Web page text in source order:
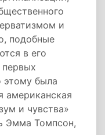
и
подобные
в его
этому была
американская
и чувства»
Эмма Томпсон,